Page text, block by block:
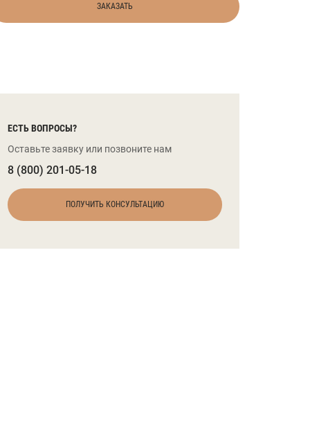
ЗАКАЗАТЬ
ЕСТЬ ВОПРОСЫ?
Оставьте заявку или позвоните нам
8 (800) 201-05-18
ПОЛУЧИТЬ КОНСУЛЬТАЦИЮ